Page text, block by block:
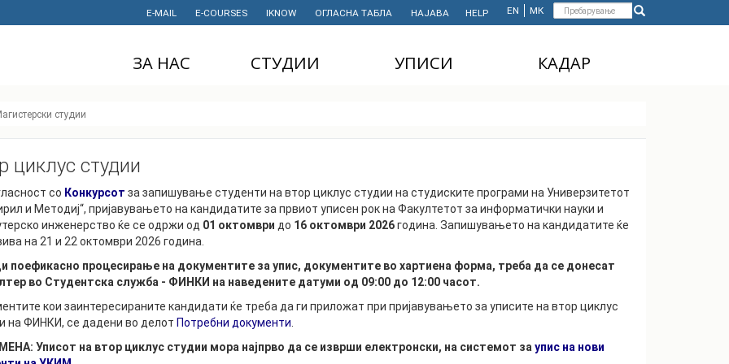
Форма
пребарување
Пребарување
EN МК
E-MAIL E-COURSES IKNOW ОГЛАСНА ТАБЛА НАЈАВА HELP
ЗА НАС
ПРАВНИ АКТИ
И ДОКУМЕНТИ
ПРОЕКТИ
НАУЧНА
ФИНАНСИИ
ИСТОРИЈАТ
ФИНКИ Е МОЈ
СТУДИИ
ДОКТОРСКИ
СТУДИИ
СТУДЕНТСКА
СЛУЖБА
СТУДЕНТСКИ
ОРГАНИЗАЦИИ
УПИСИ
ДОКТОРСКИ СТУДИИ
MASTER'S STUDIES
КАДАР
студии
циклус студии
со Конкурсот за запишување студенти на втор циклус студии на студиските програми на Универзитетот
и Методиј“, пријавувањето на кандидатите за првиот уписен рок на Факултетот за информатички науки и
инженерство ќе се одржи од 01 октомври до 16 октомври 2026година. Запишувањето на кандидатите ќе
на 21 и 22 октомври 2026 година.
поефикасно процесирање на документите за упис, документите во хартиена форма, треба да се донесат
во Студентска служба - ФИНКИ на наведените датуми од 09:00 до 12:00 часот.
кои заинтересираните кандидати ќе треба да ги приложат при пријавувањето за уписите на втор циклус
на ФИНКИ, се дадени во делот Потребни документи
Уписот на втор циклус студии мора најпрво да се изврши електронски, на системот за упис на нови